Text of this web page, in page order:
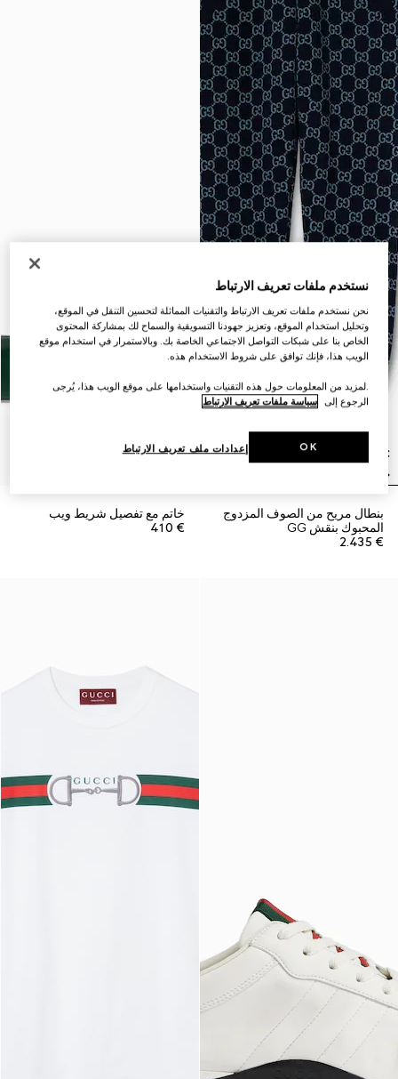
بنطال مريح من الصوف المزدوج
المحبوك بنقش GG
€ 2.435
خاتم مع تفصيل شريط ويب
€ 410
نستخدم ملفات تعريف الارتباط
نحن نستخدم ملفات تعريف الارتباط والتقنيات المماثلة لتحسين التنقل في الموقع،
وتحليل استخدام الموقع، وتعزيز جهودنا التسويقية والسماح لك بمشاركة المحتوى
الخاص بنا على شبكات التواصل الاجتماعي الخاصة بك. وبالاستمرار في استخدام موقع
الويب هذا، فإنك توافق على شروط الاستخدام هذه.
.لمزيد من المعلومات حول هذه التقنيات واستخدامها على موقع الويب هذا، يُرجى
الرجوع إلى سياسة ملفات تعريف الارتباط
إعدادات ملف تعريف الارتباط OK